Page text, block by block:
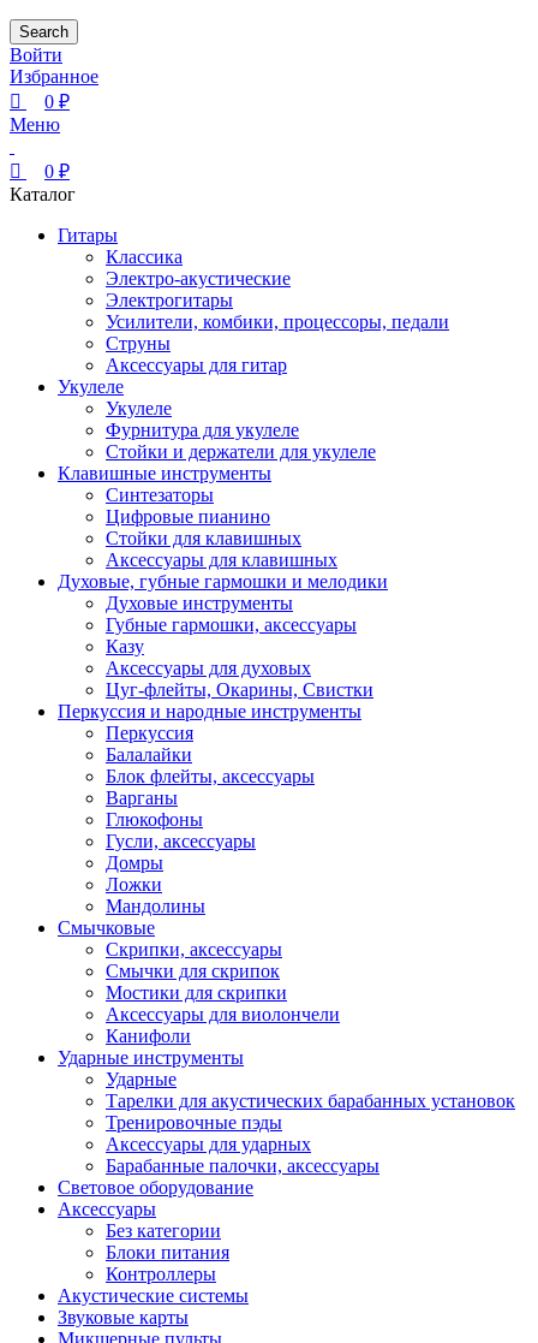
Search
Войти
Избранное
0 ₽
Меню
0 ₽
Каталог
Гитары
Классика
Электро-акустические
Электрогитары
Усилители, комбики, процессоры, педали
Струны
Аксессуары для гитар
Укулеле
Укулеле
Фурнитура для укулеле
Стойки и держатели для укулеле
Клавишные инструменты
Синтезаторы
Цифровые пианино
Стойки для клавишных
Аксессуары для клавишных
Духовые, губные гармошки и мелодики
Духовые инструменты
Губные гармошки, аксессуары
Казу
Аксессуары для духовых
Цуг-флейты, Окарины, Свистки
Перкуссия и народные инструменты
Перкуссия
Балалайки
Блок флейты, аксессуары
Варганы
Глюкофоны
Гусли, аксессуары
Домры
Ложки
Мандолины
Смычковые
Скрипки, аксессуары
Смычки для скрипок
Мостики для скрипки
Аксессуары для виолончели
Канифоли
Ударные инструменты
Ударные
Тарелки для акустических барабанных установок
Тренировочные пэды
Аксессуары для ударных
Барабанные палочки, аксессуары
Световое оборудование
Аксессуары
Без категории
Блоки питания
Контроллеры
Акустические системы
Звуковые карты
Микшерные пульты